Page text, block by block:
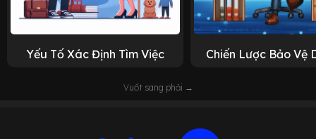
Yếu Tố Xác Định Tìm Việc Chiến Lược Bảo Vệ
Vuốt sang phải →